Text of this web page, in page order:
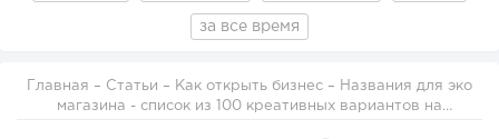
за все время
Главная – Статьи – Как открыть бизнес
магазина - список из 100 креативных вариантов на